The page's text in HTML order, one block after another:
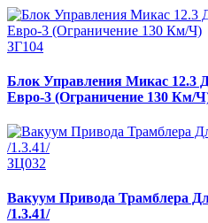
ЗГ104
Блок Управления Микас 12.3
Евро-3 (Ограничение 130 Км/
ЗЦ032
Вакуум Привода Трамблера
/1.3.41/